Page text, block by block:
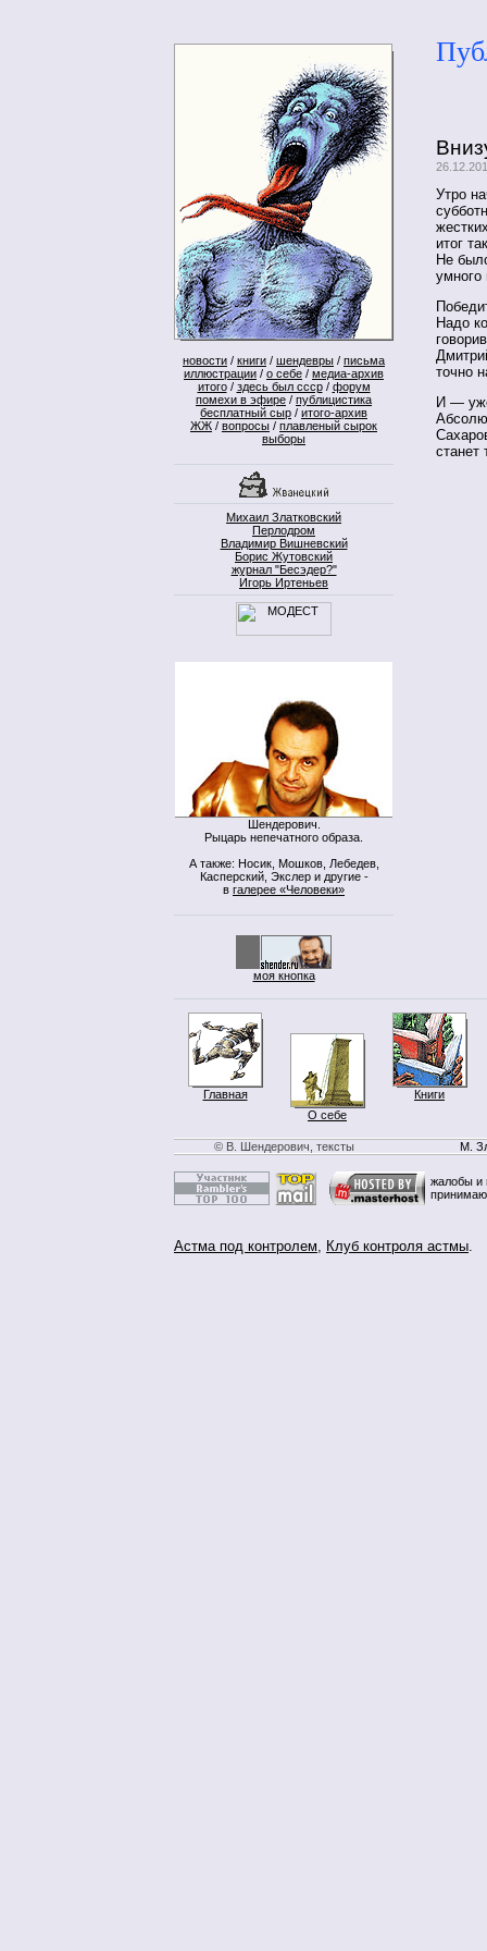
новости / книги / шендевры / письма
иллюстрации / о себе / медиа-архив
итого/ здесь был ссср/ форум
помехи в эфире / публицистика
бесплатный сыр / итого-архив
ЖЖ / вопросы / плавленый сырок
выборы
Михаил Златковский
Перлодром
Владимир Вишневский
Борис Жутовский
журнал "Бесэдер?"
Игорь Иртеньев
Шендерович.
Рыцарь непечатного образа.
А также: Носик, Мошков, Лебедев,
Касперский, Экслер и другие -
в галерее «Человеки»
моя кнопка
Утро
итог
Не
умного
Надо
точно
И —
станет
Главная
О себе
Книги
© В. Шендерович, тексты М.
жалобы и
Астма под контролем, Клуб контроля астмы.